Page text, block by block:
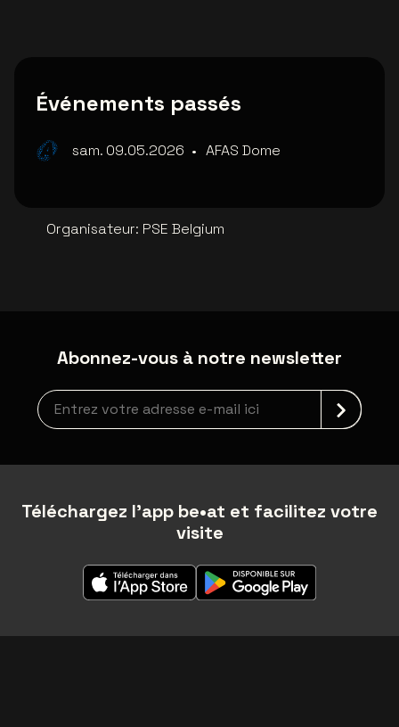
Événements passés
sam. 09.05.2026 • AFAS Dome
Organisateur: PSE Belgium
Abonnez-vous à notre newsletter
Inscription à la newsletter
Téléchargez l'app be•at et facilitez votre
visite